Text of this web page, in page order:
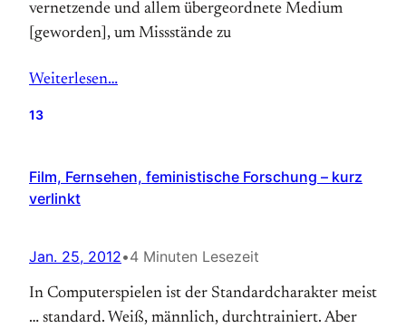
vernetzende und allem übergeordnete Medium
[geworden], um Missstände zu
Weiterlesen…
13
Film, Fernsehen, feministische Forschung – kurz
verlinkt
Jan. 25, 2012•4 Minuten Lesezeit
In Computerspielen ist der Standardcharakter meist
… standard. Weiß, männlich, durchtrainiert. Aber